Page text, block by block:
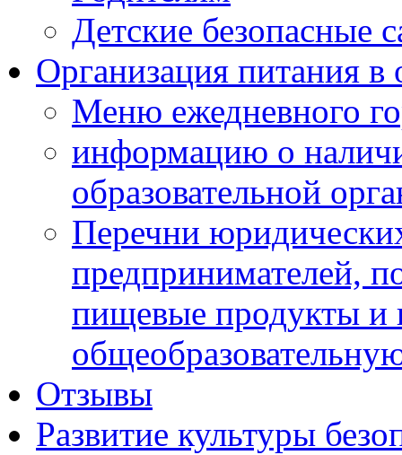
Детские безопасные
Организация питания в
Меню ежедневного
информацию о
образовательной
Перечни
предпринимателей,
пищевые продукты и
Отзывы
Развитие культуры